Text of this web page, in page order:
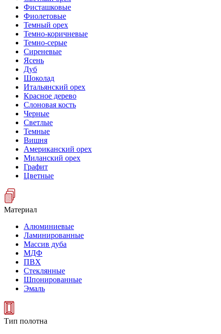
Фисташковые
Фиолетовые
Темный орех
Темно-коричневые
Темно-серые
Сиреневые
Ясень
Дуб
Шоколад
Итальянский орех
Красное дерево
Слоновая кость
Черные
Светлые
Темные
Вишня
Американский орех
Миланский орех
Графит
Цветные
Материал
Алюминиевые
Ламинированные
Массив дуба
МДФ
ПВХ
Стеклянные
Шпонированные
Эмаль
Тип полотна